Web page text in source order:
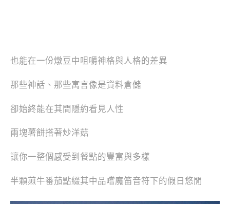
也能在一份燉豆中咀嚼神格與人格的差異
那些神話、那些寓言像是資料倉儲
卻始終能在其間隱約看見人性
兩塊薯餅搭著炒洋菇
讓你一整個感受到餐點的豐富與多樣
半顆煎牛番茄點綴其中品嚐魔笛音符下的假日悠閒